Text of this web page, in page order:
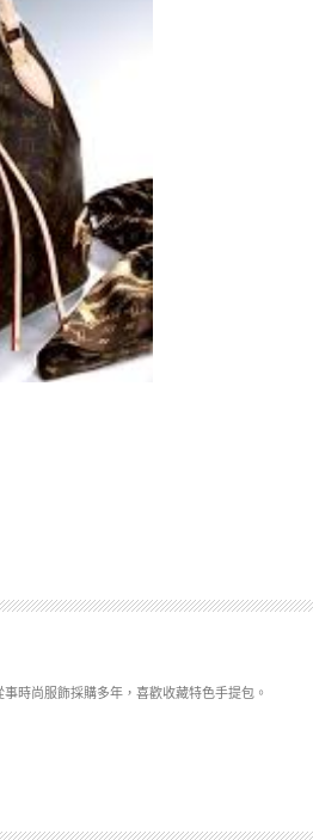
時尚服飾採購多年，喜歡收藏特色手提包。